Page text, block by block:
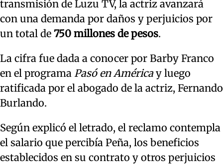
transmisión de Luzu TV, la actriz avanzará
con una demanda por daños y perjuicios por
un total de 750 millones de pesos.
La cifra fue dada a conocer por Barby Franco
en el programa Pasó en Américay luego
ratificada por el abogado de la actriz, Fernando
Burlando.
Según explicó el letrado, el reclamo contempla
el salario que percibía Peña, los beneficios
establecidos en su contrato y otros perjuicios